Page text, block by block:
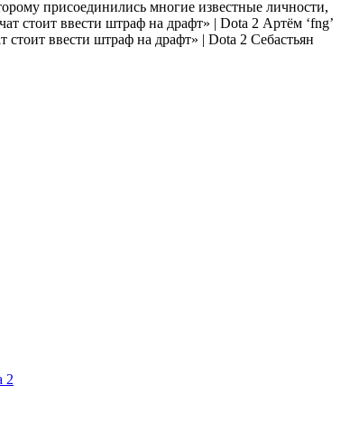
присоединились многие известные личности,
Артём ‘fng’
Себастьян
2